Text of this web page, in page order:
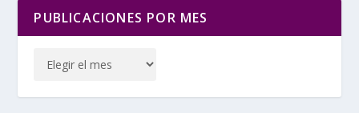
PUBLICACIONES POR MES